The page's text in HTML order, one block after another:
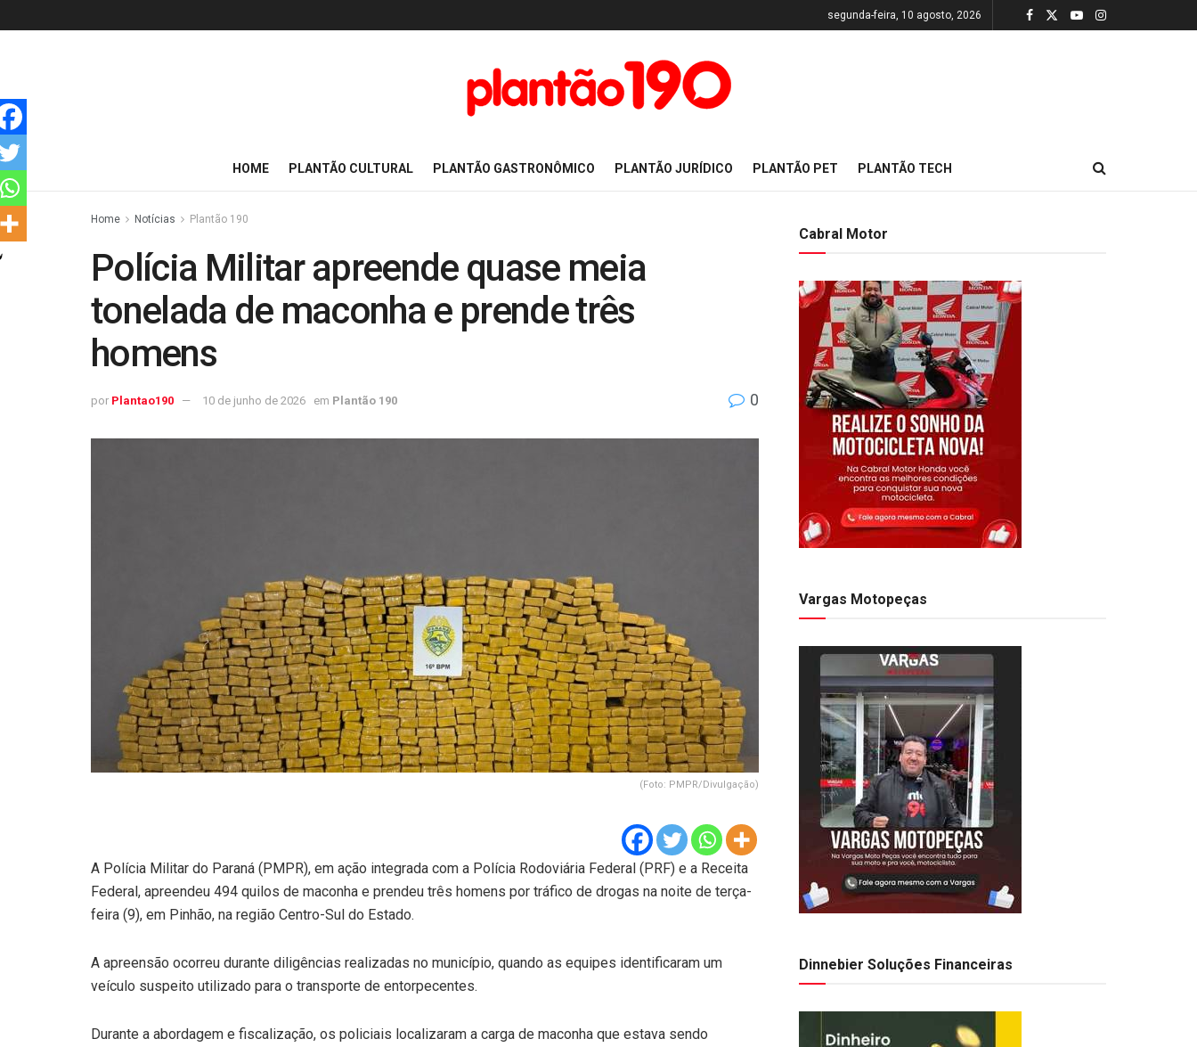
segunda-feira, 10 agosto, 2026
HOME PLANTÃO CULTURAL PLANTÃO GASTRONÔMICO PLANTÃO JURÍDICO PLANTÃO PET PLANTÃO TECH
Home Notícias Plantão 190
Polícia Militar apreende quase meia
tonelada de maconha e prende três
homens
por Plantao190 10 de junho de 2026 em Plantão 190 0
(Foto: PMPR/Divulgação)
A Polícia Militar do Paraná (PMPR), em ação integrada com a Polícia Rodoviária Federal (PRF) e a Receita
Federal, apreendeu 494 quilos de maconha e prendeu três homens por tráfico de drogas na noite de terça-
feira (9), em Pinhão, na região Centro-Sul do Estado.
A apreensão ocorreu durante diligências realizadas no município, quando as equipes identificaram um
veículo suspeito utilizado para o transporte de entorpecentes.
Durante a abordagem e fiscalização, os policiais localizaram a carga de maconha que estava sendo
Cabral Motor
Vargas Motopeças
Dinnebier Soluções Financeiras